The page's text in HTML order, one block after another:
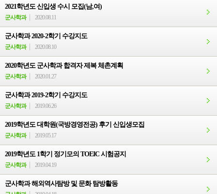
2021학년도 신입생 수시 모집(남,여)
군사학과 2020.08.11
군사학과 2020-2학기 수강지도
군사학과 2020.08.10
2020학년도 군사학과 합격자 제복 체촌계획
군사학과 2020.01.27
군사학과 2019-2학기 수강지도
군사학과 2019.06.26
2019학년도 대학원(국방경영전공) 후기 신입생모집
군사학과 2019.05.17
2019학년도 1학기 정기모의 TOEIC 시험공지
군사학과 2019.04.19
군사학과 해외역사탐방 및 문화 탐방활동